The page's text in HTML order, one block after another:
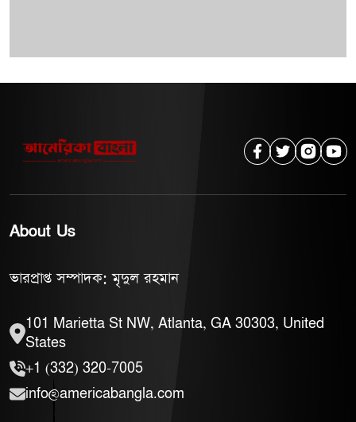
About Us
ভারপ্রাপ্ত সম্পাদক: মৃদুল রহমান
101 Marietta St NW, Atlanta, GA 30303, United
States
+1 (332) 320-7005
info@americabangla.com